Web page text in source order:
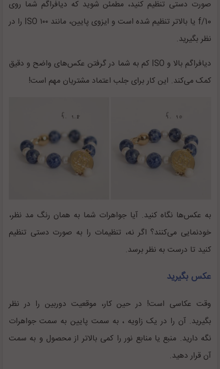
صورت دستی تنظیم کنید، مطمئن شوید که دیافراگم شما روی
f/10 یا بالاتر تنظیم شده است و ایزوی پایین، مانند ۱۰۰
ISO را در
نظر بگیرید.
دیافراگم بالا و ISO
کم به شما در گرفتن عکس‌های واضح و دقیق
کمک می‌کند. این کار برای جلب اعتماد مشتریان مهم است!
به عکس‌ها نگاه کنید. آیا جواهرات شما به همان رنگ مد نظر،
خودنمایی می‌کنند؟ اگر نه، تنظیمات را به صورت دستی تنظیم
کنید تا درست به نظر برسد.
عکس بگیرید
وقت عکاسی است! در حین کار، موقعیت دوربین را در نظر
بگیرید. آن را در یک زاویه ، به سمت پایین به سمت جواهرات
نگه دارید. منبع یا منابع نور را کمی ‌بالاتر از محصول و به سمت
آن قرار دهید.